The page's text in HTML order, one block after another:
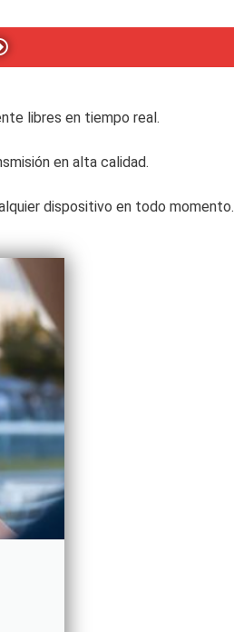
libres en tiempo real.
en alta calidad.
dispositivo en todo momento.